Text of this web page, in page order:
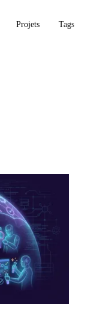
Projets Tags